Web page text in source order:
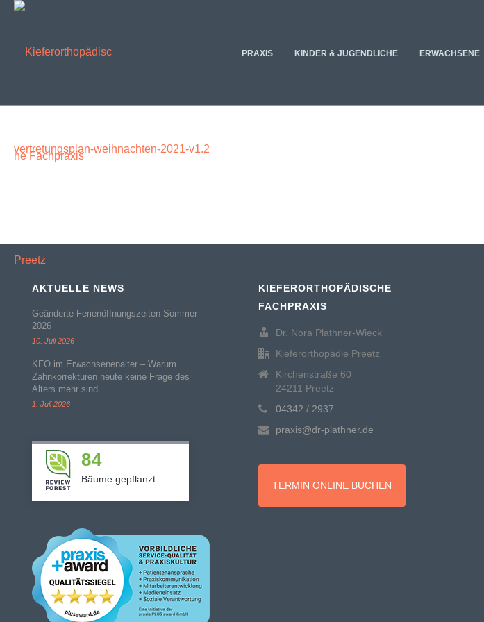
PRAXIS KINDER & JUGENDLICHE ERWACHSENE
vertretungsplan-weihnachten-2021-v1.2
AKTUELLE NEWS
Geänderte Ferienöffnungszeiten Sommer
2026
10. Juli 2026
KFO im Erwachsenenalter – Warum
Zahnkorrekturen heute keine Frage des
Alters mehr sind
1. Juli 2026
84
Bäume gepflanzt
KIEFERORTHOPÄDISCHE
FACHPRAXIS
Dr. Nora Plathner-Wieck
Kieferorthopädie Preetz
Kirchenstraße 60
24211 Preetz
04342 / 2937
praxis@dr-plathner.de
TERMIN ONLINE BUCHEN